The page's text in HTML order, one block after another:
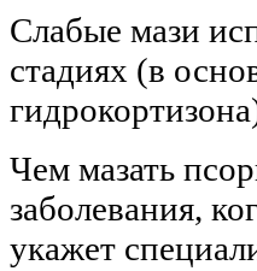
Слабые мази
стадиях (в
Чем мазать
заболевания,
укажет